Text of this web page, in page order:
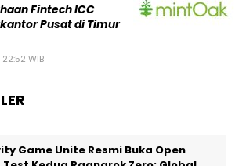
Fintech ICC
Pusat di Timur
WIB
Game Unite Resmi Buka Open